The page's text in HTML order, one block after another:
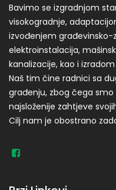
Bavimo se izgradnjom
visokogradnje,
izvođenjem građevinsko-
elektroinstalacija,
kanalizacije, kao i izradom
Naš tim čine radnici sa
građenju, zbog čega
najsloženije zahtjeve
Cilj nam je obostrano